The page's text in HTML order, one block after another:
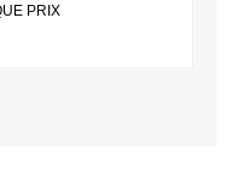
PRIX